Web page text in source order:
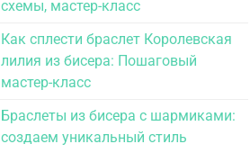
схемы, мастер-класс
Как сплести браслет Королевская
лилия из бисера: Пошаговый
мастер-класс
Браслеты из бисера с шармиками:
создаем уникальный стиль